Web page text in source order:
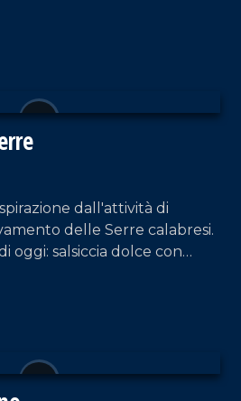
che ha ispirato il nostro
dall'attività di
delle Serre calabresi.
oggi: salsiccia dolce con